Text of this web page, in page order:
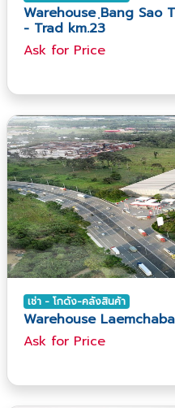
Warehouse ฺBang Sao
- Trad km.23
Ask​ for​ Price
เช่า - โกดัง-คลังสินค้า
Warehouse
Ask​ for​ Price